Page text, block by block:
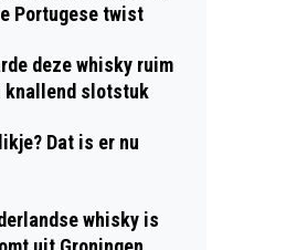
Portugese twist
deze whisky ruim
knallend slotstuk
Dat is er nu
whisky is